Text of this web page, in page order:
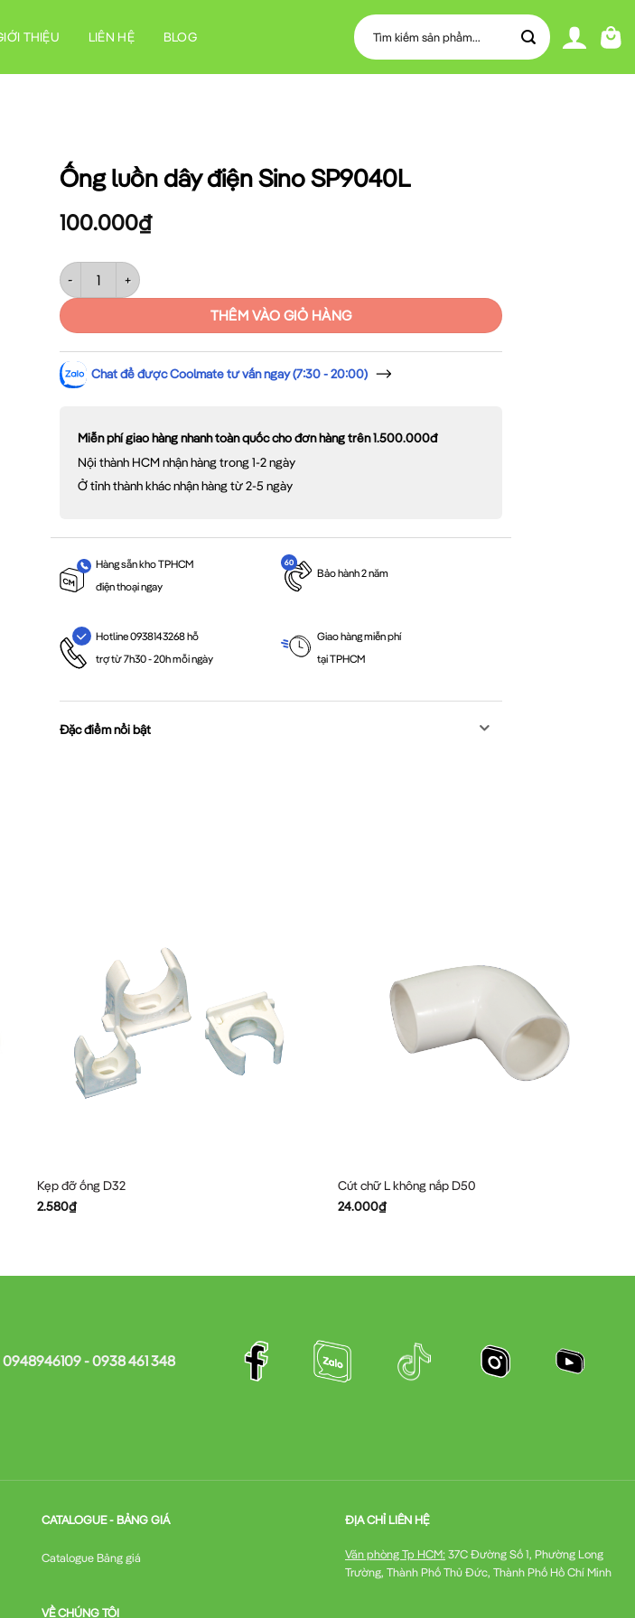
THIỆU LIÊN HỆ BLOG
Tìm
kiếm:
Ống luồn dây điện Sino SP9040L
100.000₫
Ống luồn dây điện Sino SP9040L số lượng
THÊM VÀO GIỎ HÀNG
Chat để được Coolmate tư vấn ngay (7:30 - 20:00)
Miễn phí giao hàng nhanh toàn quốc cho đơn hàng trên 1.500.000đ
Nội thành HCM nhận hàng trong 1-2 ngày
Ở tỉnh thành khác nhận hàng từ 2-5 ngày
Hàng sẵn kho TPHCM
điện thoại ngay
Bảo hành 2 năm
Hotline 0938143268 hỗ
trợ từ 7h30 - 20h mỗi ngày
Giao hàng miễn phí
tại TPHCM
Đặc điểm nổi bật
Kẹp đỡ ống D32
2.580₫
Cút chữ L không nắp D50
24.000₫
- 0938 461 348
CATALOGUE - BẢNG GIÁ
Catalogue Bảng giá
VỀ CHÚNG TÔI
ĐỊA CHỈ LIÊN HỆ
Văn phòng Tp HCM: 37C Đường Số 1, Phường Long
Trường, Thành Phố Thủ Đức, Thành Phố Hồ Chí Minh